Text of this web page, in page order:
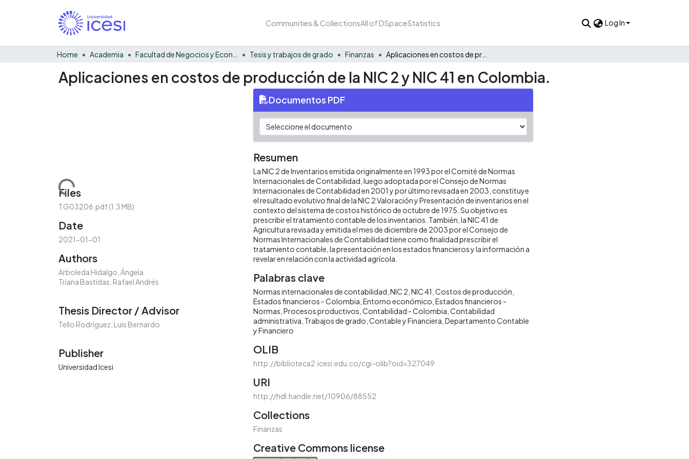
Communities & CollectionsAll of DSpaceStatistics Log In
Home Academia Tesis y trabajos de grado Finanzas
Aplicaciones en costos de producción de la NIC 2 y NIC 41 en Colombia.
Loading...
Files
TG03206.pdf(1.3 MB)
Date
2021-01-01
Authors
Arboleda Hidalgo, Ángela
Triana Bastidas, Rafael Andrés
Thesis Director / Advisor
Tello Rodríguez, Luis Bernardo
Publisher
Universidad Icesi
Documentos PDF
Resumen
La NIC 2 de Inventarios emitida originalmente en 1993 por el Comité de Normas
Internacionales de Contabilidad, luego adoptada por el Consejo de Normas
Internacionales de Contabilidad en 2001 y por último revisada en 2003, constituye
el resultado evolutivo final de la NIC 2 Valoración y Presentación de inventarios en el
contexto del sistema de costos histórico de octubre de 1975. Su objetivo es
prescribir el tratamiento contable de los inventarios. También, la NIC 41 de
Agricultura revisada y emitida el mes de diciembre de 2003 por el Consejo de
Normas Internacionales de Contabilidad tiene como finalidad prescribir el
tratamiento contable, la presentación en los estados financieros y la información a
revelar en relación con la actividad agrícola.
Palabras clave
Normas internacionales de contabilidad NIC 2 NIC 41 Costos de producción
Estados financieros - Colombia Entorno económico Estados financieros -
Normas Procesos productivos Contabilidad - Colombia Contabilidad
administrativa Trabajos de grado Contable y Financiera Departamento Contable
y Financiero
OLIB
http://biblioteca2.icesi.edu.co/cgi-olib?oid=327049
URI
http://hdl.handle.net/10906/88552
Collections
Finanzas
Creative Commons license